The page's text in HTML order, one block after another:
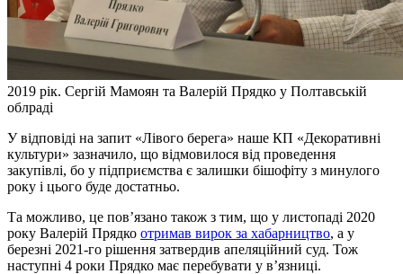
2019 рік. Сергій Мамоян та Валерій Прядко у Полтавській
облраді
У відповіді на запит «Лівого берега» наше КП «Декоративні
культури» зазначило, що відмовилося від проведення
закупівлі, бо у підприємства є залишки бішофіту з минулого
року і цього буде достатньо.
Та можливо, це пов’язано також з тим, що у листопаді 2020
року Валерій Прядко отримав вирок за хабарництво, а у
березні 2021-го рішення затвердив апеляційний суд. Тож
наступні 4 роки Прядко має перебувати у в’язниці.